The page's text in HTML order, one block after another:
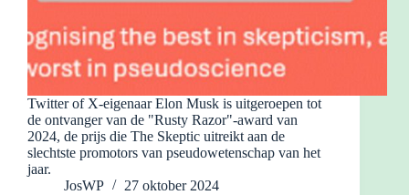
Twitter of X-eigenaar Elon Musk is uitgeroepen tot
de ontvanger van de "Rusty Razor"-award van
2024, de prijs die The Skeptic uitreikt aan de
slechtste promotors van pseudowetenschap van het
jaar.
JosWP
27 oktober 2024